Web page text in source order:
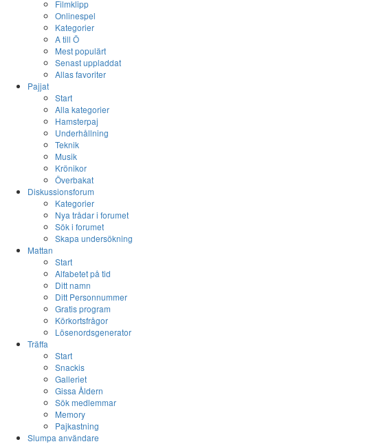
Filmklipp
Onlinespel
Kategorier
A till Ö
Mest populärt
Senast uppladdat
Allas favoriter
Pajjat
Start
Alla kategorier
Hamsterpaj
Underhållning
Teknik
Musik
Krönikor
Överbakat
Diskussionsforum
Kategorier
Nya trådar i forumet
Sök i forumet
Skapa undersökning
Mattan
Start
Alfabetet på tid
Ditt namn
Ditt Personnummer
Gratis program
Körkortsfrågor
Lösenordsgenerator
Träffa
Start
Snackis
Galleriet
Gissa Åldern
Sök medlemmar
Memory
Pajkastning
Slumpa användare